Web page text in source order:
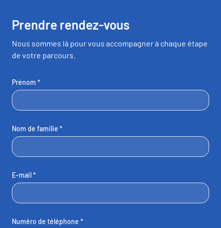
Prendre rendez-vous
Nous sommes là pour vous accompagner à chaque étape
de votre parcours.
Prénom *
Nom de familie *
E-mail *
Numéro de téléphone *